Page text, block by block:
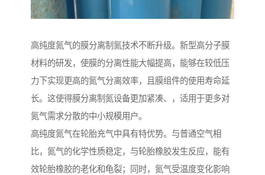
高纯度氮气的膜分离制氮技术不断升级。新型高分子膜
材料的研发，使膜的分离性能大幅提高，能够在较低压
力下实现更高的氮气分离效率，且膜组件的使用寿命延
长。这使得膜分离制氮设备更加紧凑、，适用于更多对
氮气需求分散的中小规模用户。​
高纯度氮气在轮胎充气中具有特优势。与普通空气相
比，氮气的化学性质稳定，与轮胎橡胶发生反应，能有
效轮胎橡胶的老化和龟裂；同时，氮气受温度变化影响